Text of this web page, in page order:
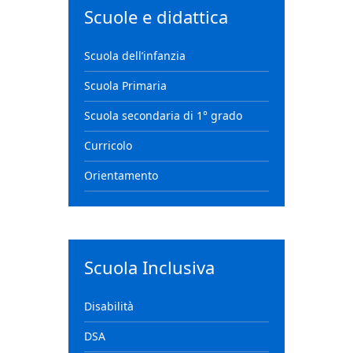
Scuole e didattica
Scuola dell’infanzia
Scuola Primaria
Scuola secondaria di 1° grado
Curricolo
Orientamento
Scuola Inclusiva
Disabilità
DSA